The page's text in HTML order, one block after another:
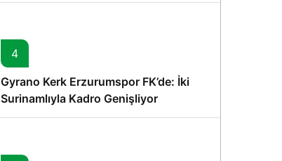
4
Gyrano Kerk Erzurumspor FK’de: İki
Surinamlıyla Kadro Genişliyor